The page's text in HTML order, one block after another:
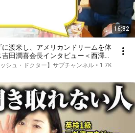
16:32
渡米し、アメリカンドリームを体
田潤喜会長インタビュー＜西澤ロ
第100回＞
シュ・ドクター】サブチャンネル • 1.7K